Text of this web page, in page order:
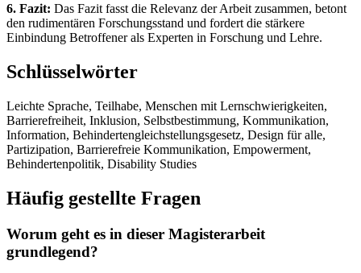
6. Fazit: Das Fazit fasst die Relevanz der Arbeit zusammen, betont
den rudimentären Forschungsstand und fordert die stärkere
Einbindung Betroffener als Experten in Forschung und Lehre.
Schlüsselwörter
Leichte Sprache, Teilhabe, Menschen mit Lernschwierigkeiten,
Barrierefreiheit, Inklusion, Selbstbestimmung, Kommunikation,
Information, Behindertengleichstellungsgesetz, Design für alle,
Partizipation, Barrierefreie Kommunikation, Empowerment,
Behindertenpolitik, Disability Studies
Häufig gestellte Fragen
Worum geht es in dieser Magisterarbeit
grundlegend?